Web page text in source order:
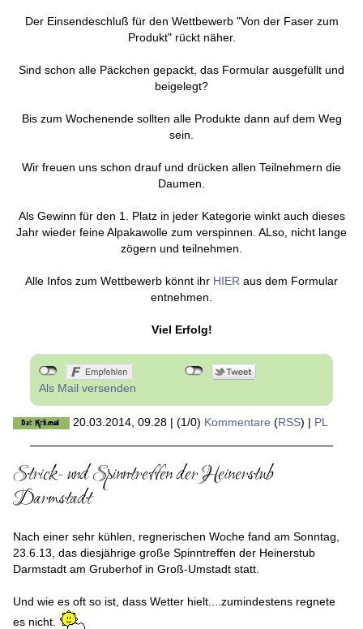
Der Einsendeschluß für den Wettbewerb "Von der Faser zum
Produkt" rückt näher.
Sind schon alle Päckchen gepackt, das Formular ausgefüllt und
beigelegt?
Bis zum Wochenende sollten alle Produkte dann auf dem Weg
sein.
Wir freuen uns schon drauf und drücken allen Teilnehmern die
Daumen.
Als Gewinn für den 1. Platz in jeder Kategorie winkt auch dieses
Jahr wieder feine Alpakawolle zum verspinnen. ALso, nicht lange
zögern und teilnehmen.
Alle Infos zum Wettbewerb könnt ihr HIER aus dem Formular
entnehmen.
Viel Erfolg!
Als Mail versenden
20.03.2014, 09.28 | (1/0) Kommentare (RSS) | PL
Strick- und Spinntreffen der Heinerstub
Darmstadt
Nach einer sehr kühlen, regnerischen Woche fand am Sonntag,
23.6.13, das diesjährige große Spinntreffen der Heinerstub
Darmstadt am Gruberhof in Groß-Umstadt statt.
Und wie es oft so ist, dass Wetter hielt....zumindestens regnete
es nicht.